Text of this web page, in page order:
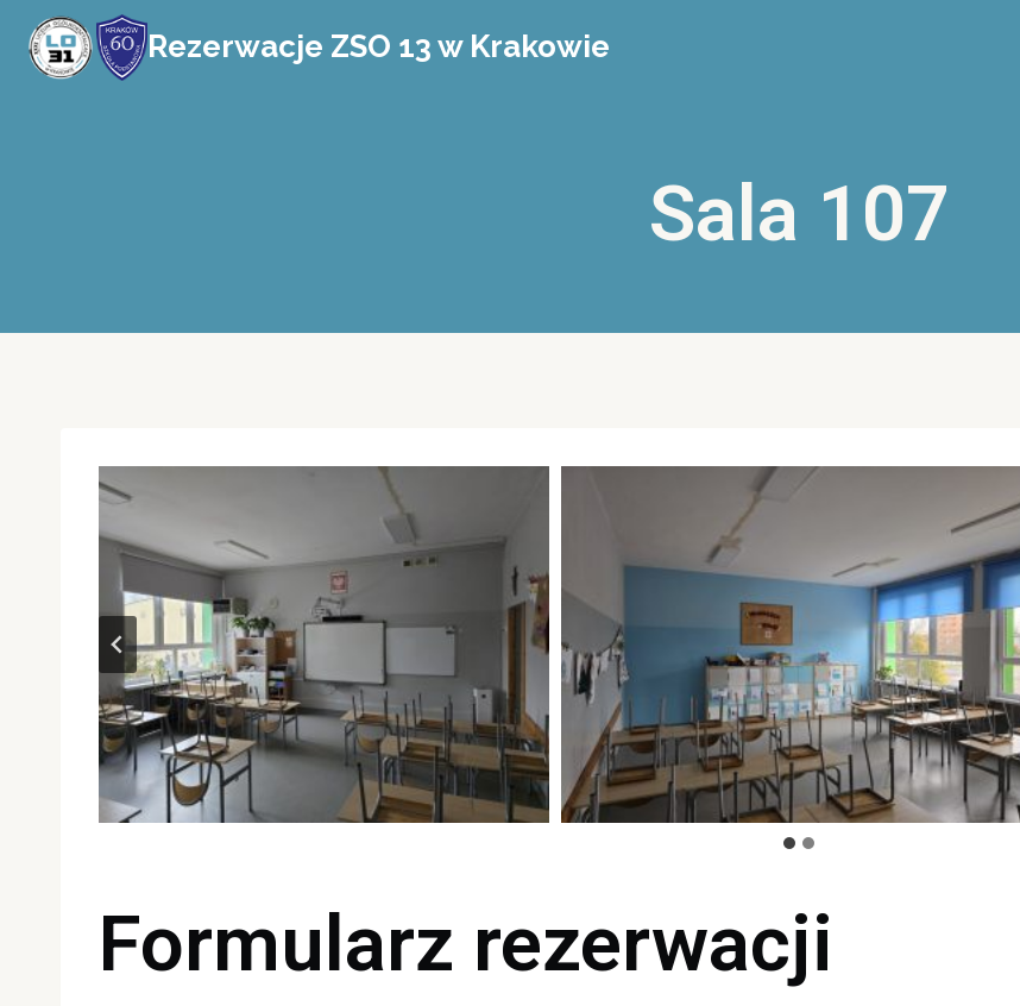
Przejdź
Rezerwacje ZSO 13 w Krakowie
Sala 107
Formularz rezerwacji